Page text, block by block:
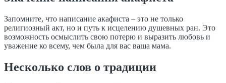
Запомните, что написание акафиста – это не только
религиозный акт, но и путь к исцелению душевных ран. Это
возможность осмыслить свою потерю и выразить любовь и
уважение ко всему, чем была для вас ваша мама.
Несколько слов о традиции